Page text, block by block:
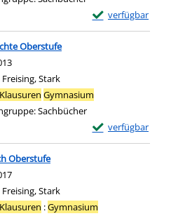
verfügbar
Exemplar-Details
Zum Download
Oberstufe
diesem Verfasser
Freising, Stark
Klausuren Gymnasium
Sachbücher
verfügbar
Exemplar-Details
Zum Download
Oberstufe
diesem Verfasser
Freising, Stark
Klausuren :Gymnasium